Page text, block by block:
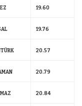
19.60
19.76
20.57
20.79
20.84